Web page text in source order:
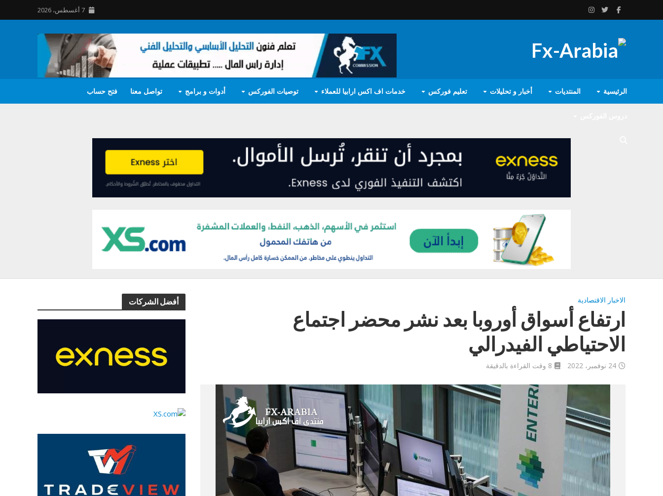
7 أغسطس، 2026
الرئيسية المنتديات أخبار و تحليلات تعليم فوركس خدمات اف اكس ارابيا للعملاء توصيات الفوركس أدوات و برامج تواصل معنا فتح حساب
أفضل الشركات الاخبار الاقتصادية
ارتفاع أسواق أوروبا بعد نشر محضر اجتماع
الاحتياطي الفيدرالي
24 نوفمبر، 2022 8 وقت القراءة بالدقيقة